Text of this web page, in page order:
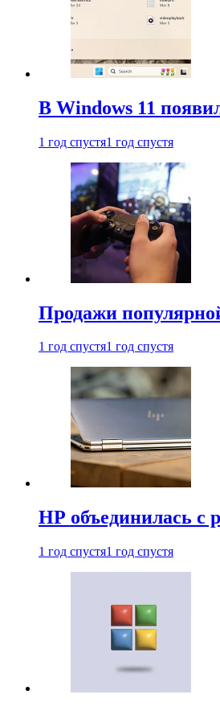
В Windows 11
1 год спустя1 год спустя
Продажи
1 год спустя1 год спустя
HP объединилась
1 год спустя1 год спустя